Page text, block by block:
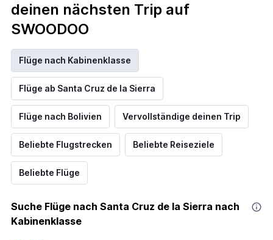
deinen nächsten Trip auf
SWOODOO
Flüge nach Kabinenklasse
Flüge ab Santa Cruz de la Sierra
Flüge nach Bolivien Vervollständige deinen Trip
Beliebte Flugstrecken Beliebte Reiseziele
Beliebte Flüge
Suche Flüge nach Santa Cruz de la Sierra nach
Kabinenklasse